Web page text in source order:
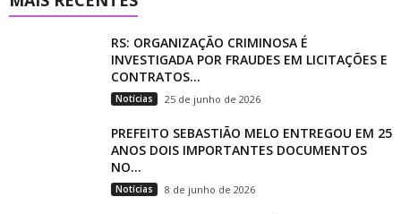
RS: ORGANIZAÇÃO CRIMINOSA É
INVESTIGADA POR FRAUDES EM LICITAÇÕES E
CONTRATOS...
Notícias 25 de junho de 2026
PREFEITO SEBASTIÃO MELO ENTREGOU EM 25
ANOS DOIS IMPORTANTES DOCUMENTOS
NO...
Notícias 8 de junho de 2026